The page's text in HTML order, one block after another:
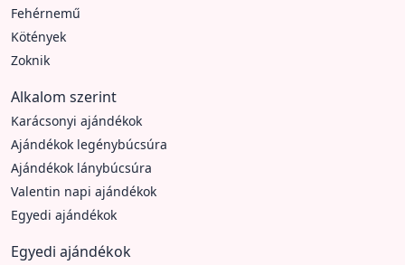
Fehérnemű
Kötények
Zoknik
Alkalom szerint
Karácsonyi ajándékok
Ajándékok legénybúcsúra
Ajándékok lánybúcsúra
Valentin napi ajándékok
Egyedi ajándékok
Egyedi ajándékok